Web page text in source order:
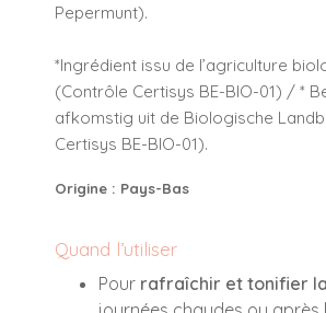
Pepermunt).
*Ingrédient issu de l’agriculture
(Contrôle Certisys BE-BIO-01) / *
afkomstig uit de Biologische
Certisys BE-BIO-01).
Origine : Pays-Bas
Quand l’utiliser
Pour rafraîchir et tonifier